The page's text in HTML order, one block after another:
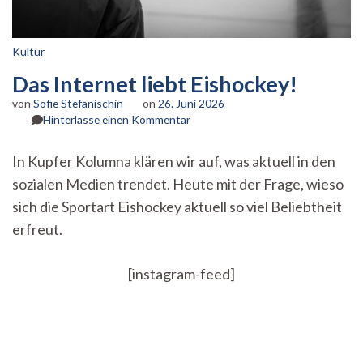
Kultur
Das Internet liebt Eishockey!
von Sofie Stefanischin on 26. Juni 2026
Hinterlasse einen Kommentarzu
liebt
Eishockey!
In Kupfer Kolumna klären wir auf, was aktuell in den
sozialen Medien trendet. Heute mit der Frage, wieso
sich die Sportart Eishockey aktuell so viel Beliebtheit
erfreut.
[instagram-feed]